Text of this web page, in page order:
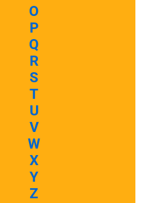
O
P
Q
R
S
T
U
V
W
X
Y
Z